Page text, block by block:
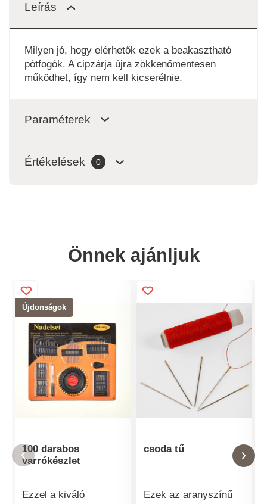
Leírás
Milyen jó, hogy elérhetők ezek a beakasztható
pótfogók. A cipzárja újra zökkenőmentesen
működhet, így nem kell kicserélnie.
Paraméterek
Értékelések 0
Önnek ajánljuk
Újdonságok
100 darabos
varrókészlet
Ezzel a kiváló
csoda tű
Ezek az aranyszínű